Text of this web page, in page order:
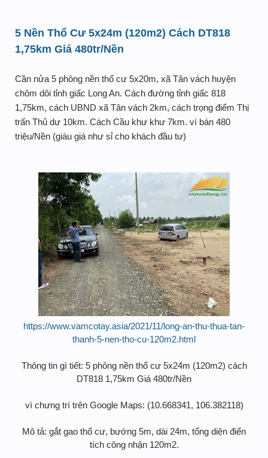
5 Nền Thổ Cư 5x24m (120m2) Cách DT818
1,75km Giá 480tr/Nền
Cần nửa 5 phông nền thổ cư 5x20m, xã Tân vách huyện
chôm dôi tỉnh giấc Long An. Cách đường tỉnh giấc 818
1,75km, cách UBND xã Tân vách 2km, cách trọng điểm Thị
trấn Thủ dư 10km. Cách Cầu khư khư 7km. ví bán 480
triệu/Nền (giàu giá như sỉ cho khách đầu tư)
https://www.vamcotay.asia/2021/11/long-an-thu-thua-tan-
thanh-5-nen-tho-cu-120m2.html
Thông tin gì tiết: 5 phông nền thổ cư 5x24m (120m2) cách
DT818 1,75km Giá 480tr/Nền
vì chưng trí trên Google Maps: (10.668341, 106.382118)
Mô tả: gắt gao thổ cư, bướng 5m, dài 24m, tổng diện điển
tích công nhận 120m2.